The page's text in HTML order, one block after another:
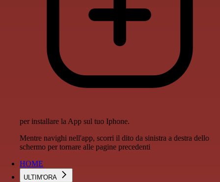
per installare la App sul tuo Iphone.
Mentre navighi nell'app, scorri il dito da sinistra a destra dello
schermo per tornare alle pagine precedenti
HOME
ULTIM'ORA